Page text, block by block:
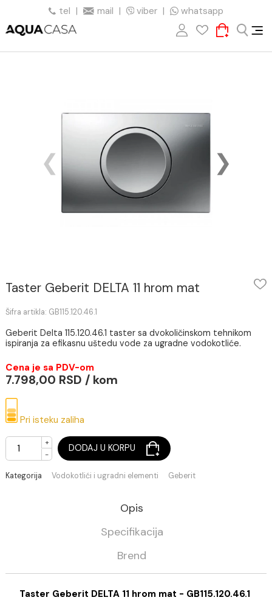
tel | mail | viber | whatsapp
Taster Geberit DELTA 11 hrom mat
Šifra artikla: GB115.120.46.1
Geberit Delta 115.120.46.1 taster sa dvokoličinskom tehnikom
ispiranja za efikasnu uštedu vode za ugradne vodokotliće.
Cena je sa PDV-om
7.798,00 RSD / kom
Vodokotlići i ugradni elementi
Opis
Specifikacija